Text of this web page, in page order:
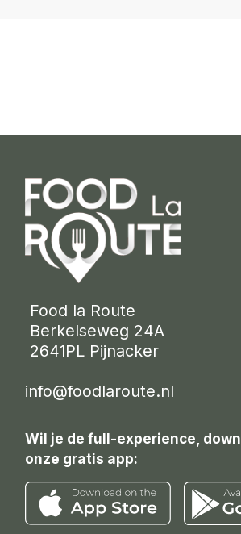
Food la Route
Berkelseweg 24A
2641PL Pijnacker
info@foodlaroute.nl
Wil je de full-experience,
onze gratis app: